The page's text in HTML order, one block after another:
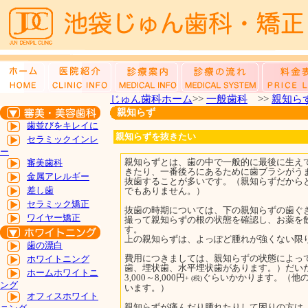
じゅん歯科ホーム>> 一般歯科 >> 親知ら
歯並びをキレイに
セラミックインレ
ー
審美歯科
金属アレルギー
差し歯
セラミック矯正
ワイヤー矯正
歯の漂白
ホワイトニング
ホームホワイトニ
ング
オフィスホワイト
親知らず
親知らずを抜きたい
親知らずとは、歯の中で一般的に最後に生
きたり、一番後ろにあるために歯ブラシが
抜歯することが多いです。（親知らずだか
でもありません。）
抜歯の時期については、下の親知らずの歯
撮って親知らずの根の状態を確認し、お薬
す。
上の親知らずは、よっぽど腫れが強くない
費用につきましては、親知らずの状態によ
歯、埋状歯、水平埋状歯があります。）だい
3,000～8,000円+ (税) ぐらいかかります。（他
います。）